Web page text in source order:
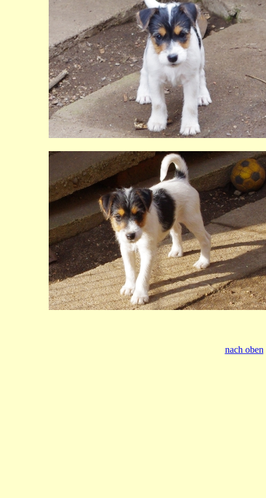
nach oben